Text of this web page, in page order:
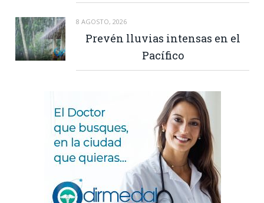
8 AGOSTO, 2026
Prevén lluvias intensas en el
Pacífico